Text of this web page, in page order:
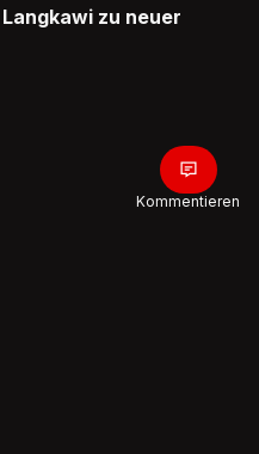
zu neuer
Kommentieren